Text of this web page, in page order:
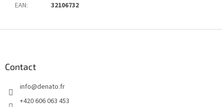
EAN: 32106732
Contact
info@denato.fr
+420 606 063 453